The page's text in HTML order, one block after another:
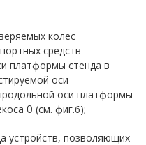
колес
средств
платформы стенда в
оси
оси платформы
θ (см. фиг.6);
устройств, позволяющих